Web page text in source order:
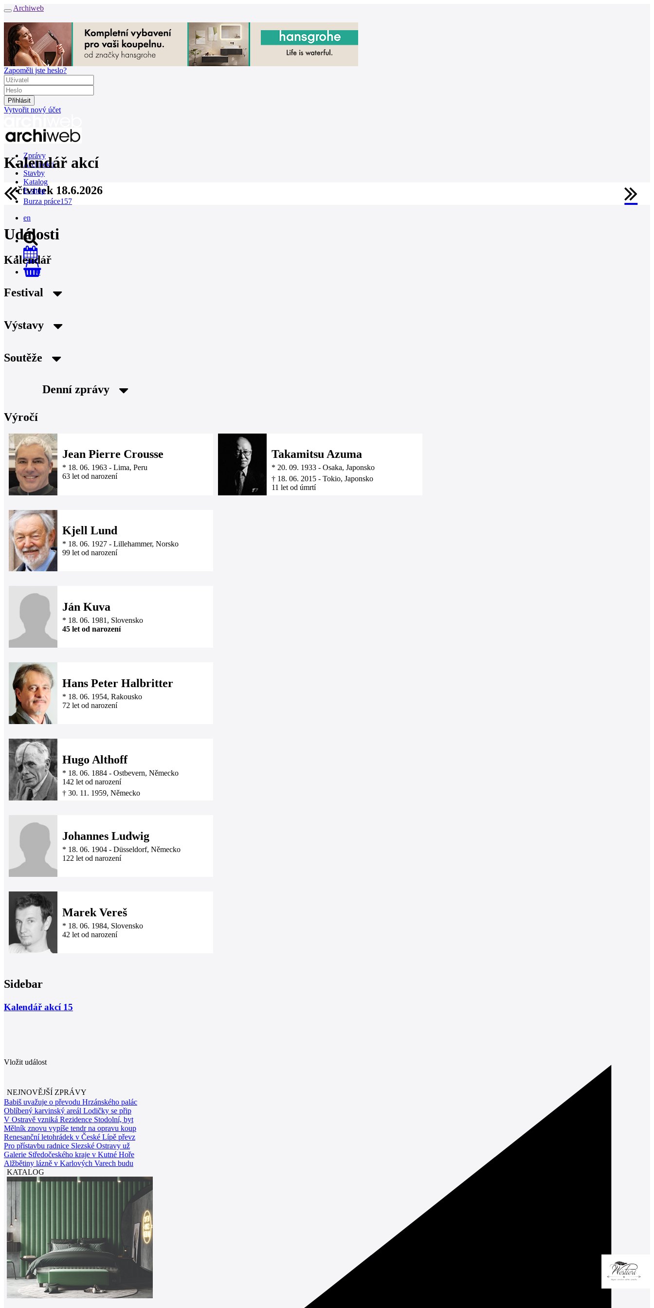
Archiweb
Zapoměli jste heslo?
Vytvořit nový účet
Zprávy
Architekti
Stavby
Katalog
E-shop
Burza práce157
en
0
Kalendář akcí
čtvrtek 18.6.2026
Události
Kalendář
Festival
Výstavy
Soutěže
Denní zprávy
Výročí
Jean Pierre Crousse
* 18. 06. 1963 - Lima, Peru
63 let od narození
Takamitsu Azuma
* 20. 09. 1933 - Osaka, Japonsko
† 18. 06. 2015 - Tokio, Japonsko
11 let od úmrtí
Kjell Lund
* 18. 06. 1927 - Lillehammer, Norsko
99 let od narození
Ján Kuva
* 18. 06. 1981 , Slovensko
45 let od narození
Hans Peter Halbritter
* 18. 06. 1954, Rakousko
72 let od narození
Hugo Althoff
* 18. 06. 1884 - Ostbevern, Německo
142 let od narození
† 30. 11. 1959, Německo
Johannes Ludwig
* 18. 06. 1904 - Düsseldorf, Německo
122 let od narození
Marek Vereš
* 18. 06. 1984, Slovensko
42 let od narození
Sidebar
Kalendář akcí 15
Vložit událost
NEJNOVĚJŠÍ ZPRÁVY
Babiš uvažuje o převodu Hrzánského palác
Oblíbený karvinský areál Lodičky se přip
V Ostravě vzniká Rezidence Stodolní, byt
Mělník znovu vypíše tendr na opravu koup
Renesanční letohrádek v České Lípě převz
Pro přístavbu radnice Slezské Ostravy už
Galerie Středočeského kraje v Kutné Hoře
Alžbětiny lázně v Karlových Varech budu
KATALOG